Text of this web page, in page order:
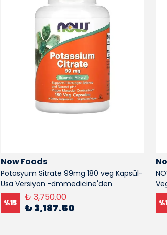
Now Foods
Potasyum Sitrate 99mg 180 veg Kapsül-
Usa Versiyon -dmmedicine'den
%15 ₺ 3,750.00
₺ 3,187.50 %